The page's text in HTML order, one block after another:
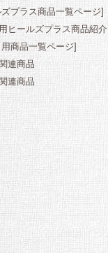
プラス商品一覧ページ]
ヒールズプラス商品紹介
商品一覧ページ]
連商品
連商品